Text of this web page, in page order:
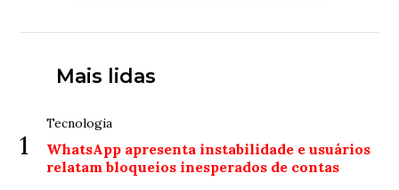
Mais lidas
1
Tecnologia
WhatsApp apresenta instabilidade e usuários
relatam bloqueios inesperados de contas